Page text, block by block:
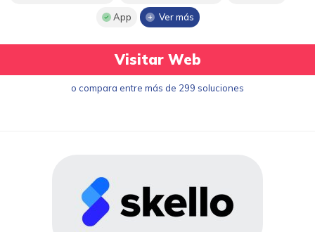
App Ver más
Visitar Web
o compara entre más de 299 soluciones